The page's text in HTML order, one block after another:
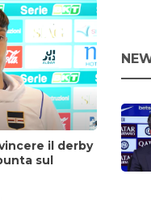
vincere il derby
sul